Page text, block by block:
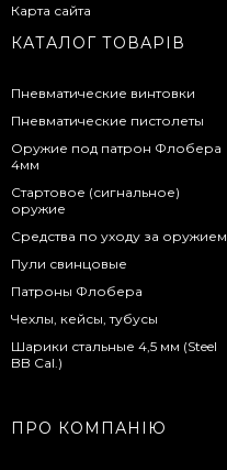
Карта сайта
КАТАЛОГ ТОВАРІВ
Пневматические винтовки
Пневматические пистолеты
Оружие под патрон Флобера
4мм
Стартовое (сигнальное)
оружие
Средства по уходу за оружием
Пули свинцовые
Патроны Флобера
Чехлы, кейсы, тубусы
Шарики стальные 4,5 мм (Steel
BB Cal.)
ПРО КОМПАНІЮ